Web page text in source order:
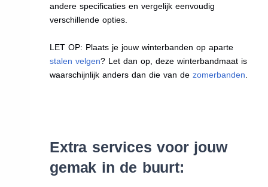
andere specificaties en vergelijk eenvoudig
verschillende opties.
LET OP: Plaats je jouw winterbanden op aparte
stalen velgen? Let dan op, deze winterbandmaat is
waarschijnlijk anders dan die van dezomerbanden
Extra services voor jouw
gemak in de buurt: